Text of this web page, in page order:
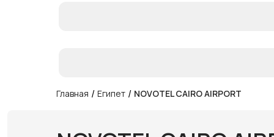
Главная / Египет / NOVOTEL CAIRO AIRPORT